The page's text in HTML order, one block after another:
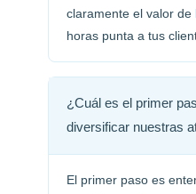
claramente el valor
horas punta a tus
¿Cuál es el primer
diversificar nuestras
El primer paso es